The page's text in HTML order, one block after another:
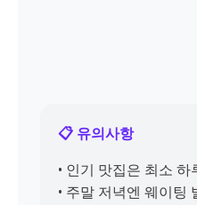
📋 유의사항
• 인기 맛집은 최소 하
• 주말 저녁엔 웨이팅